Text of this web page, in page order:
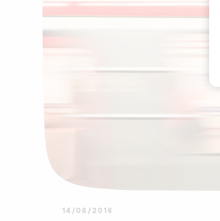
14/06/2016